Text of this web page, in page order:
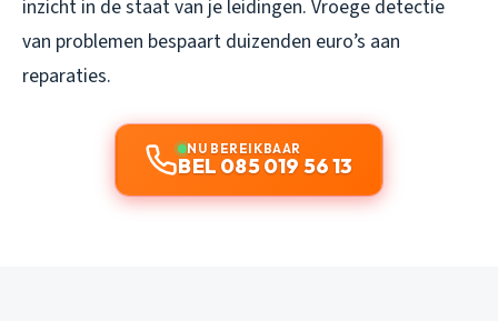
inzicht in de staat van je leidingen. Vroege detectie
van problemen bespaart duizenden euro’s aan
reparaties.
NU BEREIKBAAR
BEL 085 019 56 13